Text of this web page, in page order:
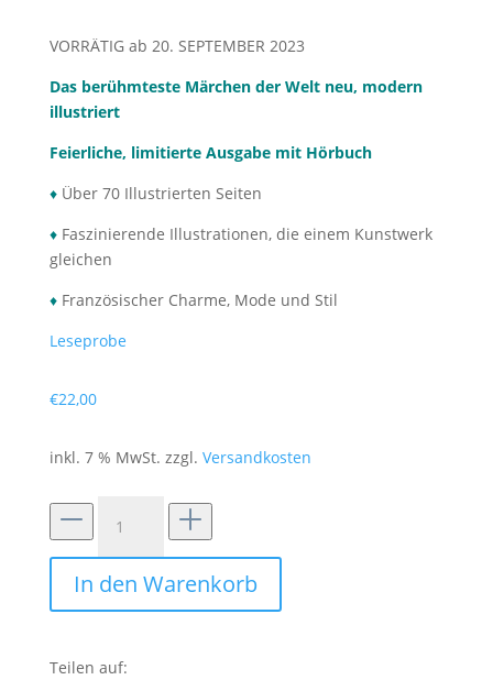
VORRÄTIG ab 20. SEPTEMBER 2023
Das berühmteste Märchen der Welt neu, modern
illustriert
Feierliche, limitierte Ausgabe mit Hörbuch
♦Über 70 Illustrierten Seiten
♦Faszinierende Illustrationen, die einem Kunstwerk
gleichen
♦Französischer Charme, Mode und Stil
Leseprobe
€22,00
inkl. 7 % MwSt. zzgl. Versandkosten
Cinderella:
Limitierte
Ausgabe
Hörbuch
In den Warenkorb
Teilen auf: